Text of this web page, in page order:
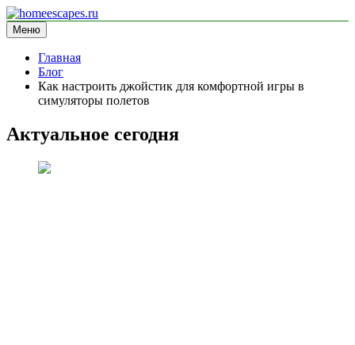
Перейти
к
содержимому
homeescapes.ru
информационный сайт
Меню
Главная
Блог
Как настроить джойстик для комфортной игры в
симуляторы полетов
Актуальное сегодня